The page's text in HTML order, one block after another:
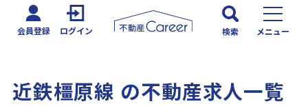
会員登録 ログイン 検索 メニュー
近鉄橿原線 の不動産求人一覧